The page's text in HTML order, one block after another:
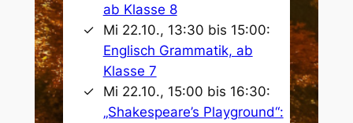
ab Klasse 8
Mi 22.10., 13:30 bis 15:00:
Englisch Grammatik, ab
Klasse 7
Mi 22.10., 15:00 bis 16:30:
„Shakespeare’s Playground“: